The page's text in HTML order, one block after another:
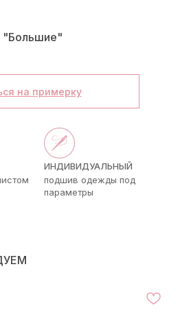
"Большие"
на примерку
ИНДИВИДУАЛЬНЫЙ
подшив одежды под
параметры